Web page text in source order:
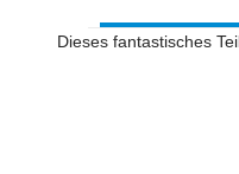
Dieses fantastisches